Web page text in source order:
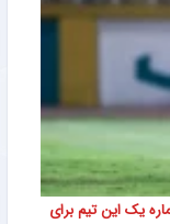
یک این تیم برای